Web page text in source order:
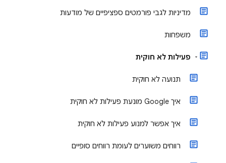
מדיניות לגבי פורמטים ספציפיים של מודעות
משפחות
פעילות לא חוקית
תנועה לא חוקית
איך Google מונעת פעילות לא חוקית
איך אפשר למנוע פעילות לא חוקית
רווחים משוערים לעומת רווחים סופיים